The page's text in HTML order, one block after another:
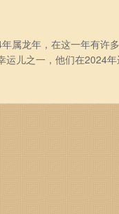
龙年，在这一年有许
儿之一，他们在2024